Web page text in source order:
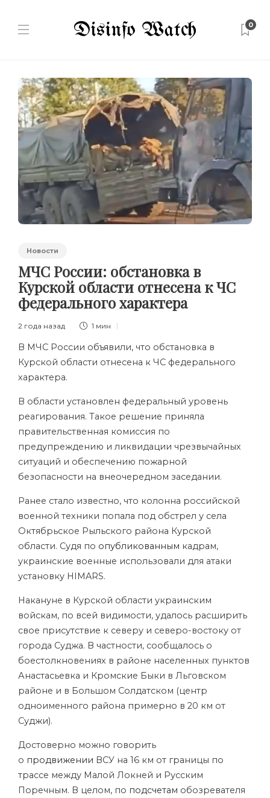
0
Новости
МЧС России: обстановка в
Курской области отнесена к ЧС
федерального характера
2 года назад 1 мин
В МЧС России объявили, что обстановка в
Курской области отнесена к ЧС федерального
характера.
В области установлен федеральный уровень
реагирования. Такое решение приняла
правительственная комиссия по
предупреждению и ликвидации чрезвычайных
ситуаций и обеспечению пожарной
безопасности на внеочередном заседании.
Ранее стало известно, что колонна российской
военной техники попала под обстрел у села
Октябрьское Рыльского района Курской
области. Судя по опубликованным кадрам,
украинские военные использовали для атаки
установку HIMARS.
Накануне в Курской области украинским
войскам, по всей видимости, удалось расширить
свое присутствие к северу и северо-востоку от
города Суджа. В частности, сообщалось о
боестолкновениях в районе населенных пунктов
Анастасьевка и Кромские Быки в Льговском
районе и в Большом Солдатском (центр
одноименного района примерно в 20 км от
Суджи).
Достоверно можно говорить
о продвижении ВСУ на 16 км от границы по
трассе между Малой Локней и Русским
Поречным. В целом, по подсчетам обозревателя